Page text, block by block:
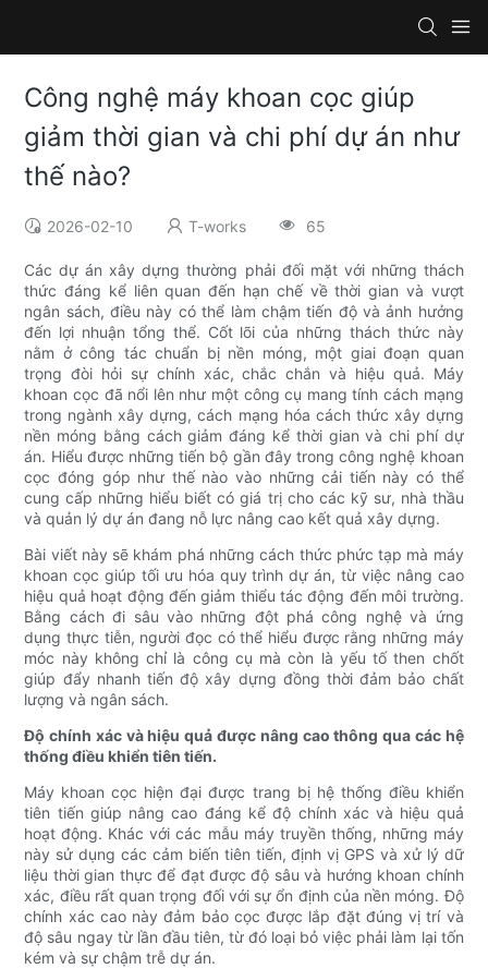
Công nghệ máy khoan cọc giúp
giảm thời gian và chi phí dự án như
thế nào?
2026-02-10 T-works 65
Các dự án xây dựng thường phải đối mặt với những thách
thức đáng kể liên quan đến hạn chế về thời gian và vượt
ngân sách, điều này có thể làm chậm tiến độ và ảnh hưởng
đến lợi nhuận tổng thể. Cốt lõi của những thách thức này
nằm ở công tác chuẩn bị nền móng, một giai đoạn quan
trọng đòi hỏi sự chính xác, chắc chắn và hiệu quả. Máy
khoan cọc đã nổi lên như một công cụ mang tính cách mạng
trong ngành xây dựng, cách mạng hóa cách thức xây dựng
nền móng bằng cách giảm đáng kể thời gian và chi phí dự
án. Hiểu được những tiến bộ gần đây trong công nghệ khoan
cọc đóng góp như thế nào vào những cải tiến này có thể
cung cấp những hiểu biết có giá trị cho các kỹ sư, nhà thầu
và quản lý dự án đang nỗ lực nâng cao kết quả xây dựng.
Bài viết này sẽ khám phá những cách thức phức tạp mà máy
khoan cọc giúp tối ưu hóa quy trình dự án, từ việc nâng cao
hiệu quả hoạt động đến giảm thiểu tác động đến môi trường.
Bằng cách đi sâu vào những đột phá công nghệ và ứng
dụng thực tiễn, người đọc có thể hiểu được rằng những máy
móc này không chỉ là công cụ mà còn là yếu tố then chốt
giúp đẩy nhanh tiến độ xây dựng đồng thời đảm bảo chất
lượng và ngân sách.
Độ chính xác và hiệu quả được nâng cao thông qua các hệ
thống điều khiển tiên tiến.
Máy khoan cọc hiện đại được trang bị hệ thống điều khiển
tiên tiến giúp nâng cao đáng kể độ chính xác và hiệu quả
hoạt động. Khác với các mẫu máy truyền thống, những máy
này sử dụng các cảm biến tiên tiến, định vị GPS và xử lý dữ
liệu thời gian thực để đạt được độ sâu và hướng khoan chính
xác, điều rất quan trọng đối với sự ổn định của nền móng. Độ
chính xác cao này đảm bảo cọc được lắp đặt đúng vị trí và
độ sâu ngay từ lần đầu tiên, từ đó loại bỏ việc phải làm lại tốn
kém và sự chậm trễ dự án.